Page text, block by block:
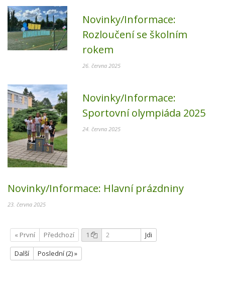
Novinky/Informace:
Rozloučení se školním
rokem
26. června 2025
Novinky/Informace:
Sportovní olympiáda 2025
24. června 2025
Novinky/Informace: Hlavní prázdniny
23. června 2025
« První Předchozí 1 Jdi
Další Poslední (2) »